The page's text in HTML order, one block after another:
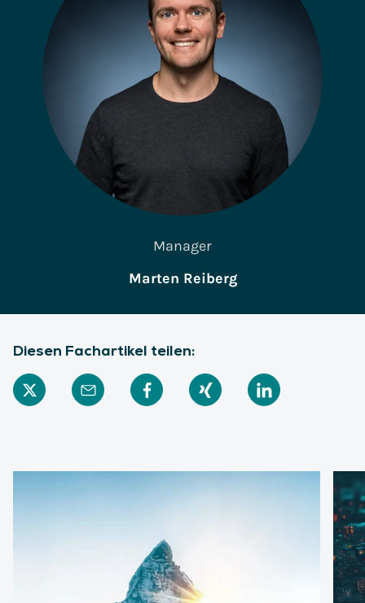
Manager
Marten Reiberg
Diesen Fachartikel teilen: